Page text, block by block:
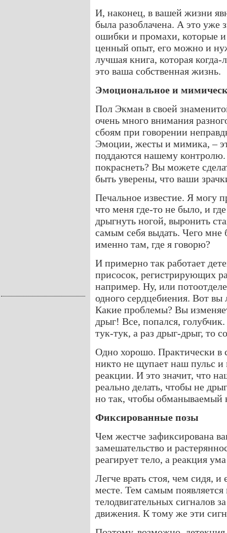
И, наконец, в вашей жизни
была разоблачена. А это уже
ошибки и промахи, которые
ценный опыт, его можно и
лучшая книга, которая
это ваша собственная жизнь.
Эмоциональное и
Пол Экман в своей
очень много внимания
сбоям при говорении
Эмоции, жесты и мимика, –
поддаются нашему
покраснеть? Вы можете
быть уверены, что ваши
Печальное известие. Я могу
что меня где-то не было, и
дрыгнуть ногой, выронить
самым себя выдать. Чего мне
именно там, где я говорю?
И примерно так работает
присосок, регистрирующих
например. Ну, или
одного сердцебиения. Вот
Какие проблемы? Вы
дрыг! Все, попался,
тук-тук, а раз дрыг-дрыг, то
Одно хорошо. Практически в
никто не щупает наш пульс и
реакции. И это значит, что
реально делать, чтобы не
но так, чтобы обманываемый
Фиксированные позы
Чем жестче зафиксирована
замешательство и
реагирует тело, а реакция
Легче врать стоя, чем сидя,
месте. Тем самым
телодвигательных сигналов
движения. К тому же эти